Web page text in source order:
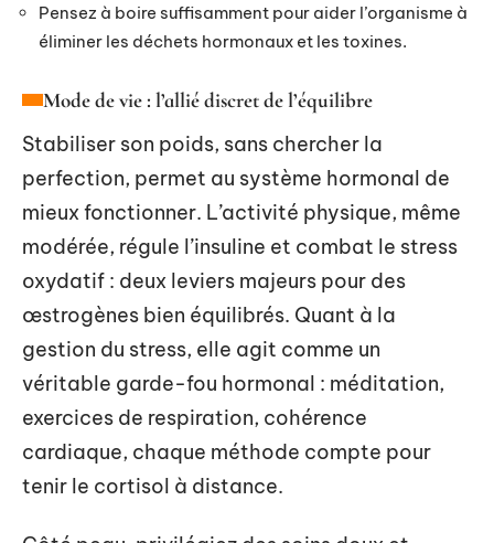
Pensez à boire suffisamment pour aider l’organisme à
éliminer les déchets hormonaux et les toxines.
Mode de vie : l’allié discret de l’équilibre
Stabiliser son poids, sans chercher la
perfection, permet au système hormonal de
mieux fonctionner. L’activité physique, même
modérée, régule l’insuline et combat le stress
oxydatif : deux leviers majeurs pour des
œstrogènes bien équilibrés. Quant à la
gestion du stress, elle agit comme un
véritable garde-fou hormonal : méditation,
exercices de respiration, cohérence
cardiaque, chaque méthode compte pour
tenir le cortisol à distance.